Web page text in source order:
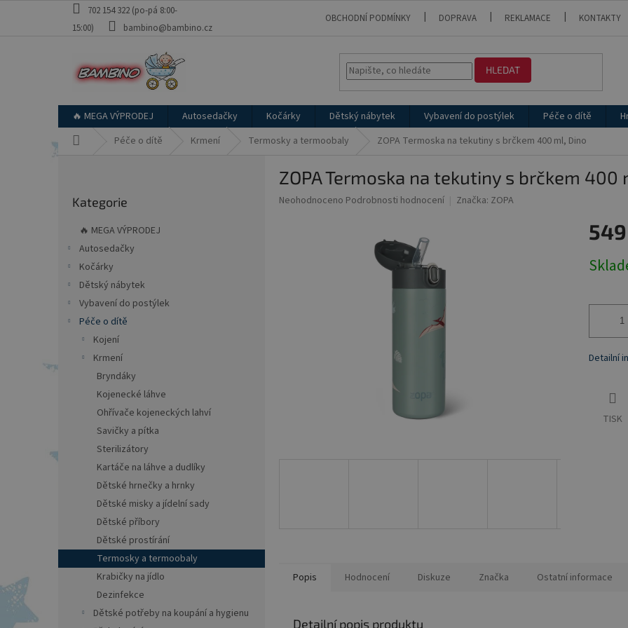
702 154 322 (po-pá 8:00-
15:00)
bambino@bambino.cz
OBCHODNÍ PODMÍNKY DOPRAVA REKLAMACE KONTAKTY
HLEDAT
🔥 MEGA VÝPRODEJ Autosedačky Kočárky Dětský nábytek Vybavení do postýlek Péče o dítě
Péče o dítě Krmení Termosky a termoobaly ZOPA Termoska na tekutiny s brčkem 400 ml, Dino
kategorie
Kategorie
🔥 MEGA VÝPRODEJ
Autosedačky
Kočárky
Dětský nábytek
Vybavení do postýlek
Péče o dítě
Kojení
Krmení
Bryndáky
Kojenecké láhve
Ohřívače kojeneckých lahví
Savičky a pítka
Sterilizátory
Kartáče na láhve a dudlíky
Dětské hrnečky a hrnky
Dětské misky a jídelní sady
Dětské příbory
Dětské prostírání
Termosky a termoobaly
Krabičky na jídlo
Dezinfekce
Dětské potřeby na koupání a hygienu
ZOPA Termoska na tekutiny s brčkem 400
Průměrné
Neohodnoceno Podrobnosti hodnocení Značka: ZOPA
cena:
Detailní
TISK
Popis Hodnocení Diskuze Značka Ostatní informace
Detailní popis produktu